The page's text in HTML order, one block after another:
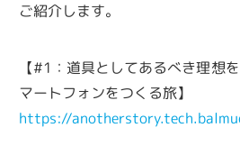
ご紹介します。
【#1：道具としてあるべき理想
マートフォンをつくる旅】
https://